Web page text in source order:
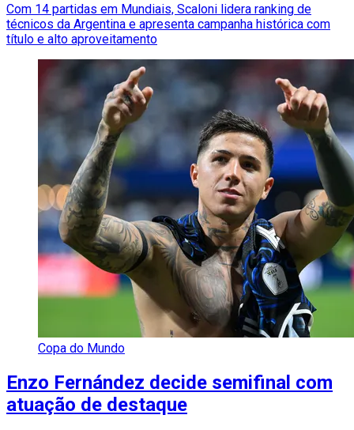
Com 14 partidas em Mundiais, Scaloni lidera ranking de
técnicos da Argentina e apresenta campanha histórica com
título e alto aproveitamento
Copa do Mundo
Enzo Fernández decide semifinal com
atuação de destaque